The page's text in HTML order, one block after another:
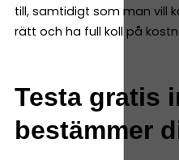
till, samtidigt som man vill
rätt och ha full koll på
Testa gratis
bestämmer